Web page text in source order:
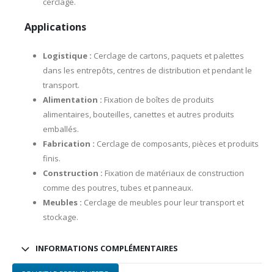
Applications
Logistique : Cerclage de cartons, paquets et palettes
dans les entrepôts, centres de distribution et pendant le
transport.
Alimentation : Fixation de boîtes de produits
alimentaires, bouteilles, canettes et autres produits
emballés.
Fabrication : Cerclage de composants, pièces et produits
finis.
Construction : Fixation de matériaux de construction
comme des poutres, tubes et panneaux.
Meubles : Cerclage de meubles pour leur transport et
stockage.
INFORMATIONS COMPLÉMENTAIRES